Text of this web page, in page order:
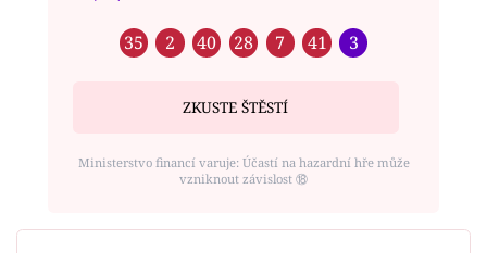
35 2 40 28 7 41 3
ZKUSTE ŠTĚSTÍ
Ministerstvo financí varuje: Účastí na hazardní hře může
vzniknout závislost ⑱